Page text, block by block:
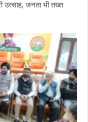
उत्साह, जनता भी तख्त